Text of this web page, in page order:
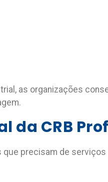
, as organizações
da CRB
que precisam de serviços